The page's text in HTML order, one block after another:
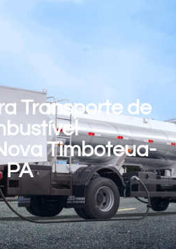
Transporte de
Timboteua-
PA